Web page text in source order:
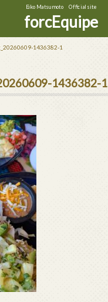
Eiko Matsumoto Official site
forcEquipe
1436382-1
1436382-1